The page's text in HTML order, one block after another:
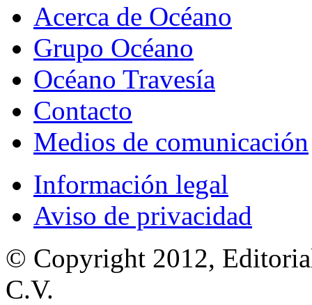
Acerca de Océano
Grupo Océano
Océano Travesía
Contacto
Medios de comunicación
Información legal
Aviso de privacidad
© Copyright 2012,
C.V.